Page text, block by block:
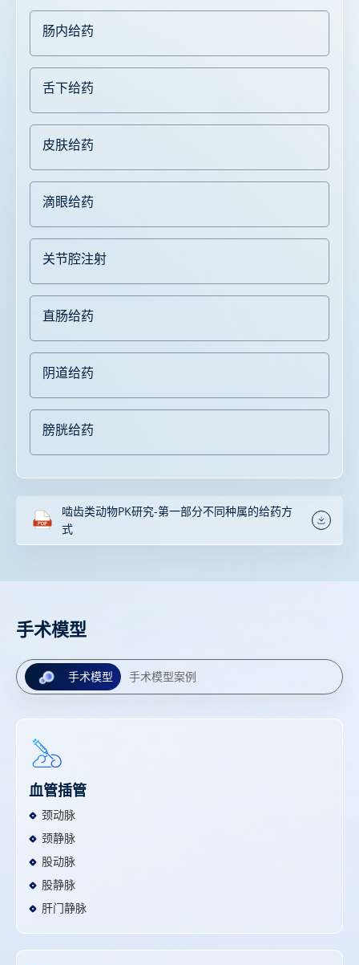
肠内给药
舌下给药
皮肤给药
滴眼给药
关节腔注射
直肠给药
阴道给药
膀胱给药
啮齿类动物PK研究-第一部分不同种属的给药方
式
手术模型
手术模型 手术模型案例
血管插管
颈动脉
颈静脉
股动脉
股静脉
肝门静脉